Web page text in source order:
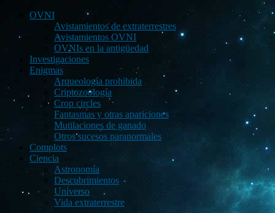
OVNI
Avistamientos de extraterrestres
Avistamientos OVNI
OVNIs en la antigüedad
Investigaciones
Enigmas
Arqueología prohibida
Criptozoología
Crop circles
Fantasmas y otras apariciones
Mutilaciones de ganado
Otros sucesos paranormales
Complots
Ciencia
Astronomía
Descubrimientos
Universo
Vida extraterrestre